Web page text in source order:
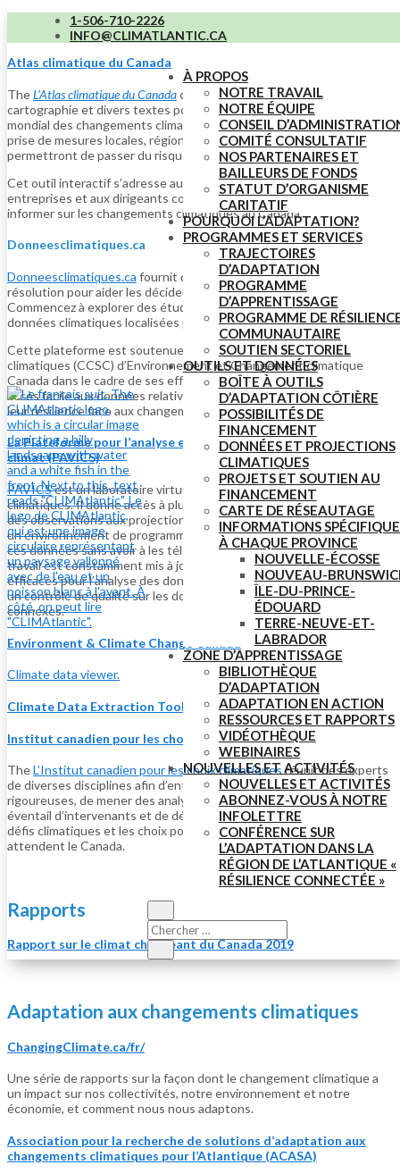
1-506-710-2226
INFO@CLIMATLANTIC.CA
À PROPOS
NOTRE TRAVAIL
NOTRE ÉQUIPE
CONSEIL
COMITÉ CONSULTATIF
NOS PARTENAIRES ET
BAILLEURS DE FONDS
STATUT D’ORGANISME
CARITATIF
POURQUOI L’ADAPTATION?
PROGRAMMES ET SERVICES
TRAJECTOIRES
D’ADAPTATION
PROGRAMME
D’APPRENTISSAGE
PROGRAMME DE
COMMUNAUTAIRE
SOUTIEN SECTORIEL
OUTILS ET DONNÉES
BOÎTE À OUTILS
D’ADAPTATION CÔTIÈRE
POSSIBILITÉS DE
FINANCEMENT
DONNÉES ET PROJECTIONS
CLIMATIQUES
PROJETS ET SOUTIEN AU
FINANCEMENT
CARTE DE RÉSEAUTAGE
INFORMATIONS
À CHAQUE PROVINCE
NOUVELLE-ÉCOSSE
NOUVEAU-
ÎLE-DU-PRINCE-
ÉDOUARD
TERRE-NEUVE-ET-
LABRADOR
ZONE D’APPRENTISSAGE
BIBLIOTHÈQUE
D’ADAPTATION
ADAPTATION EN ACTION
RESSOURCES ET RAPPORTS
VIDÉOTHÈQUE
WEBINAIRES
NOUVELLES ET ACTIVITÉS
NOUVELLES ET ACTIVITÉS
ABONNEZ-VOUS À NOTRE
INFOLETTRE
CONFÉRENCE SUR
L’ADAPTATION DANS LA
RÉGION DE L’ATLANTIQUE «
RÉSILIENCE CONNECTÉE »
Données et informations climatiques
Atlas climatique du Canada
TheL’Atlas climatique du Canadacombine la science du climat, la
cartographie et divers textes pour sensibiliser les Canadiens à l’enjeu
mondial des changements climatiques. Il est conçu pour inspirer la
prise de mesures locales, régionales et nationales qui nous
permettront de passer du risque à la résilience.
Cet outil interactif s’adresse aux citoyens, aux chercheurs, aux
entreprises et aux dirigeants communautaires et politiques pour les
informer sur les changements climatiques au Canada.
Donneesclimatiques.ca
Donneesclimatiques.ca fournit des données climatiques à haute
résolution pour aider les décideurs à bâtir un Canada plus résilient.
Commencez à explorer des études de cas et à télécharger des
données climatiques localisées par variable ou par secteur.
Cette plateforme est soutenue par le Centre canadien des services
climatiques (CCSC) d’Environnement et Changement climatique
Canada dans le cadre de ses efforts visant à fournir aux Canadiens un
accès facile aux données relatives au climat et à les aider à accroître
leur résilience face aux changements climatiques.
La Plateforme pour l’analyse et la visualisation de la science du
climat (PAVICS)
PAVICSest un laboratoire virtuel facilitant l’analyse des données
climatiques. Il donne accès à plusieurs collections de données allant
des observations aux projections climatiques et aux réanalyses. Dans
un environnement de programmation Python, il permet d’analyser
ces données sans avoir à les télécharger. Cet environnement de
travail est constamment mis à jour grâce aux bibliothèques les plus
efficaces pour l’analyse des données climatiques, tout en assurant
un contrôle de qualité sur les données fournies et les métadonnées
connexes.
Environment & Climate Change Canada
Climate data viewer.
Climate Data Extraction Tool
Institut canadien pour les choix climatiques
TheL’Institut canadien pour les choix climatiquesréunit des experts
de diverses disciplines afin d’entreprendre des recherches
rigoureuses, de mener des analyses éclairantes et d’engager un
éventail d’intervenants et de détenteurs de droits afin de clarifier les
défis climatiques et les choix politiques transformateurs qui
attendent le Canada.
Rapports
Rapport sur le climat changeant du Canada 2019
Adaptation aux changements climatiques
ChangingClimate.ca/fr/
Une série de rapports sur la façon dont le changement climatique a
un impact sur nos collectivités, notre environnement et notre
économie, et comment nous nous adaptons.
Association pour la recherche de solutions d’adaptation aux
changements climatiques pour l’Atlantique (ACASA)